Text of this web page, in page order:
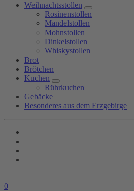
Weihnachtsstollen
Rosinenstollen
Mandelstollen
Mohnstollen
Dinkelstollen
Whiskystollen
Brot
Brötchen
Kuchen
Rührkuchen
Gebäcke
Besonderes aus dem Erzgebirge
0